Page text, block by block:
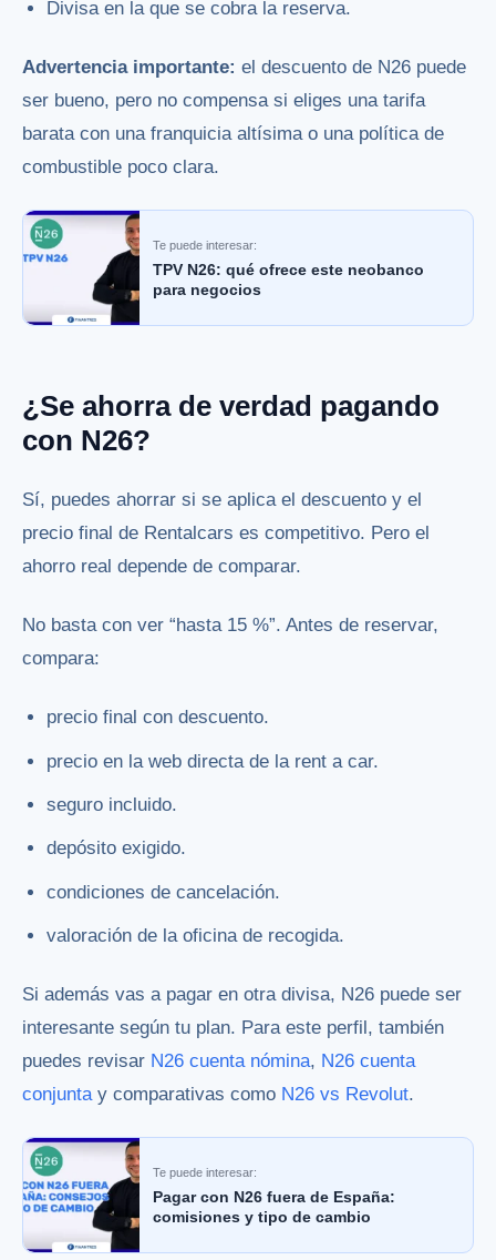
Divisa en la que se cobra la reserva.
Advertencia importante: el descuento de N26 puede
ser bueno, pero no compensa si eliges una tarifa
barata con una franquicia altísima o una política de
combustible poco clara.
Te puede interesar:
TPV N26: qué ofrece este neobanco
para negocios
¿Se ahorra de verdad pagando
con N26?
Sí, puedes ahorrar si se aplica el descuento y el
precio final de Rentalcars es competitivo. Pero el
ahorro real depende de comparar.
No basta con ver “hasta 15 %”. Antes de reservar,
compara:
precio final con descuento.
precio en la web directa de la rent a car.
seguro incluido.
depósito exigido.
condiciones de cancelación.
valoración de la oficina de recogida.
Si además vas a pagar en otra divisa, N26 puede ser
interesante según tu plan. Para este perfil, también
puedes revisar N26 cuenta nómina, N26 cuenta
conjuntay comparativas como N26 vs Revolut.
Te puede interesar:
Pagar con N26 fuera de España:
comisiones y tipo de cambio